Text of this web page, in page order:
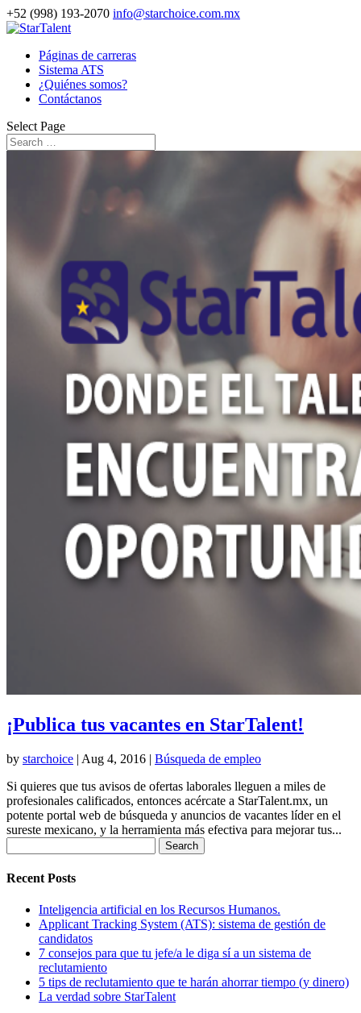
+52 (998) 193-2070 info@starchoice.com.mx
Páginas de carreras
Sistema ATS
¿Quiénes somos?
Contáctanos
Select Page
¡Publica tus vacantes en StarTalent!
by starchoice | Aug 4, 2016 | Búsqueda de empleo
Si quieres que tus avisos de ofertas laborales lleguen a miles de
profesionales calificados, entonces acércate a StarTalent.mx, un
potente portal web de búsqueda y anuncios de vacantes líder en el
sureste mexicano, y la herramienta más efectiva para mejorar tus...
for:
Recent Posts
Inteligencia artificial en los Recursos Humanos.
Applicant Tracking System (ATS): sistema de gestión de
candidatos
7 consejos para que tu jefe/a le diga sí a un sistema de
reclutamiento
5 tips de reclutamiento que te harán ahorrar tiempo (y dinero)
La verdad sobre StarTalent